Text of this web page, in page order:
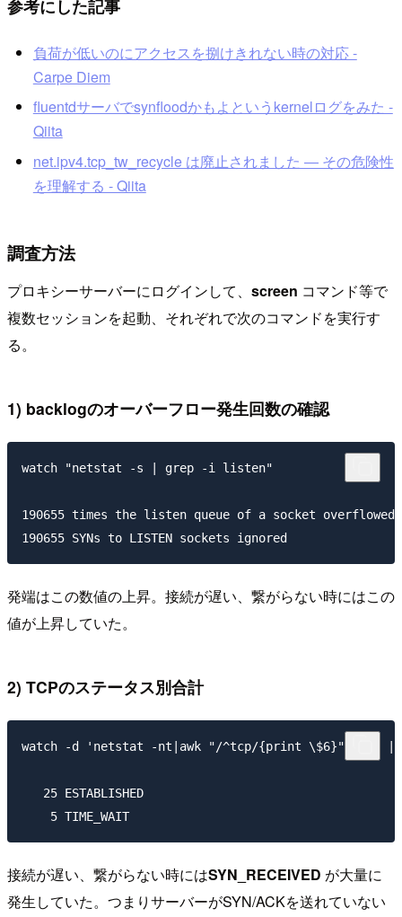
参考にした記事
負荷が低いのにアクセスを捌けきれない時の対応 -
Carpe Diem
fluentdサーバでsynfloodかもよというkernelログをみた -
Qiita
net.ipv4.tcp_tw_recycle は廃止されました ― その危険性
を理解する - Qiita
調査方法
プロキシーサーバーにログインして、 screen コマンド等で
複数セッションを起動、それぞれで次のコマンドを実行す
る。
1) backlogのオーバーフロー発生回数の確認
watch "netstat -s | grep -i listen"
190655 times the listen queue of a socket overflowed
発端はこの数値の上昇。接続が遅い、繋がらない時にはこの
値が上昇していた。
2) TCPのステータス別合計
watch -d 'netstat -nt|awk "/^tcp/{print \$6}"|sort
   25 ESTABLISHED
接続が遅い、繋がらない時にはSYN_RECEIVED が大量に
発生していた。つまりサーバーがSYN/ACKを送れていない